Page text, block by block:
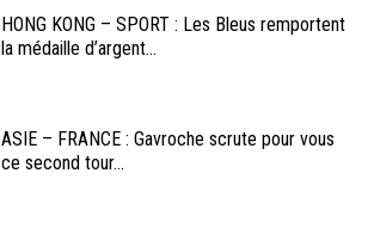
HONG KONG – SPORT : Les Bleus remportent
la médaille d’argent...
ASIE – FRANCE : Gavroche scrute pour vous
ce second tour...